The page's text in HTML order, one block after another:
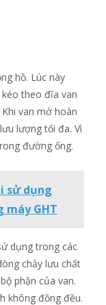
hồ. Lúc này
theo đĩa van
van mở hoàn
lượng tối đa. Vì
đường ống.
sử dụng
máy GHT
dụng trong các
chảy lưu chất
phận của van.
không đồng đều.